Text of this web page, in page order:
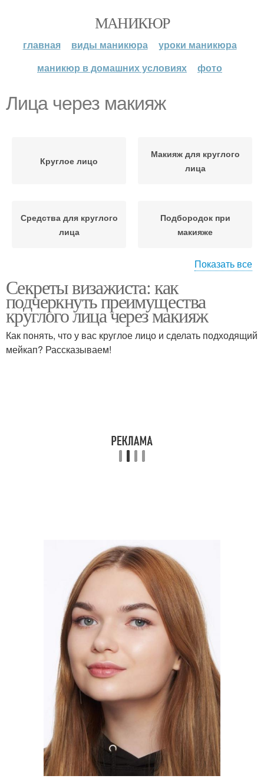
МАНИКЮР
главная виды маникюра
уроки маникюра
маникюр в домашних условиях
фото
Лица через макияж
Круглое лицо
Макияж для круглого
лица
Средства для круглого
лица
Подбородок при
макияже
Лица с помощью
Объема на круглом
Показать все
Секреты визажиста: как
подчеркнуть преимущества
круглого лица через макияж
Как понять, что у вас круглое лицо и сделать подходящий
мейкап? Рассказываем!